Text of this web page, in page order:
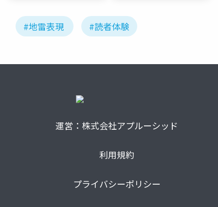
#地雷表現 #読者体験
運営：株式会社アプルーシッド
利用規約
プライバシーポリシー